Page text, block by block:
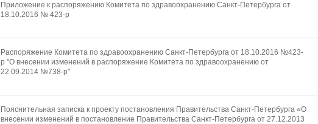
Приложение к распоряжению Комитета по здравоохранению Санкт-Петербурга от
18.10.2016 № 423-р
Распоряжение Комитета по здравоохранению Санкт-Петербурга от 18.10.2016 №423-
р "О внесении изменений в распоряжение Комитета по здравоохранению от
22.09.2014 №738-р"
Пояснительная записка к проекту постановления Правительства Санкт-Петербурга «О
внесении изменений в постановление Правительства Санкт-Петербурга от 27.12.2013